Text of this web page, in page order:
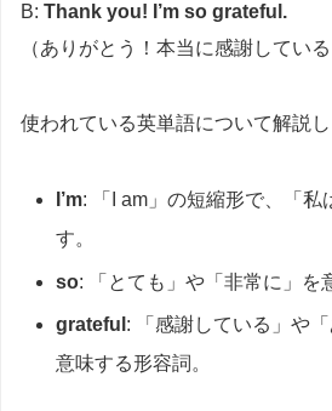
B: Thank you! I’m so grateful.
（ありがとう！本当に感謝している
使われている英単語について解説し
I’m: 「I am」の短縮形で、「私
す。
so: 「とても」や「非常に」を
grateful : 「感謝している」や
意味する形容詞。